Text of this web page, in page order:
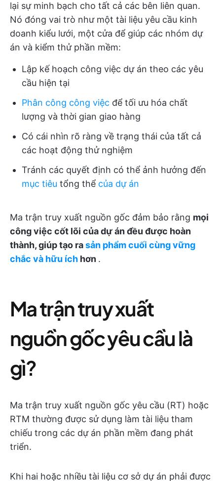
lại sự minh bạch cho tất cả các bên liên quan.
Nó đóng vai trò như một tài liệu yêu cầu kinh
doanh kiểu lưới, một cửa để giúp các nhóm dự
án và kiểm thử phần mềm:
Lập kế hoạch công việc dự án theo các yêu
cầu hiện tại
Phân công công việc để tối ưu hóa chất
lượng và thời gian giao hàng
Có cái nhìn rõ ràng về trạng thái của tất cả
các hoạt động thử nghiệm
Tránh các quyết định có thể ảnh hưởng đến
mục tiêu tổng thể của dự án
Ma trận truy xuất nguồn gốc đảm bảo rằng mọi
công việc cốt lõi của dự án đều được hoàn
thành, giúp tạo rasản phẩm cuối cùng vững
chắc và hữu ích hơn .
Ma trận truy xuất
nguồn gốc yêu cầu là
gì?
Ma trận truy xuất nguồn gốc yêu cầu (RT) hoặc
RTM thường được sử dụng làm tài liệu tham
chiếu trong các dự án phần mềm đang phát
triển.
Khi hai hoặc nhiều tài liệu cơ sở dự án phải được